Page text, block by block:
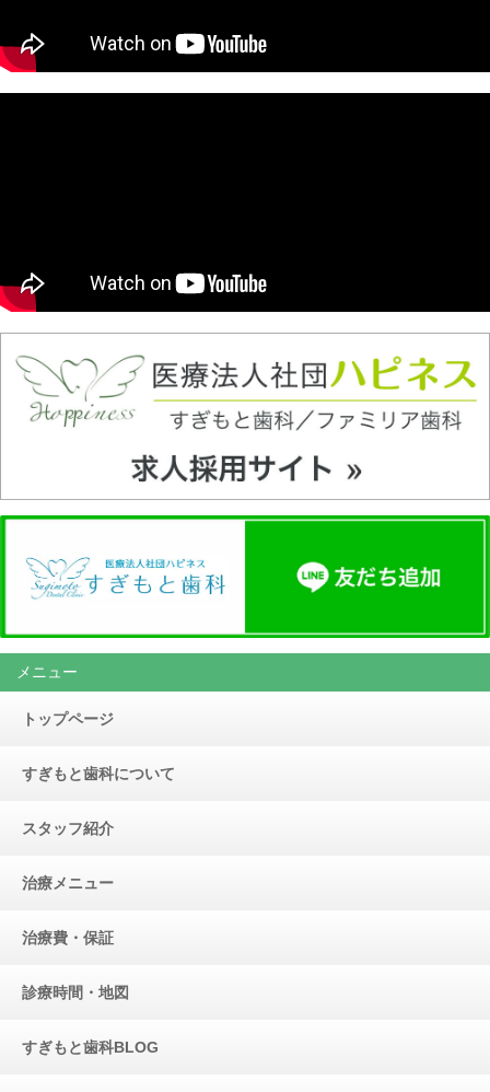
メニュー
トップページ
すぎもと歯科について
スタッフ紹介
治療メニュー
治療費・保証
診療時間・地図
すぎもと歯科BLOG